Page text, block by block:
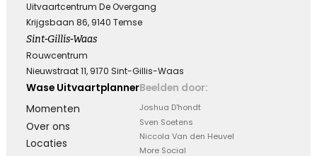
Knuffel voor troost
periode.
Kies dit gedicht
Uitvaartcentrum De Overgang
Krijgsbaan 86, 9140 Temse
Sint-Gillis-Waas
Rouwcentrum
Nieuwstraat 11, 9170 Sint-Gillis-Waas
Wase Uitvaartplanner
Momenten
Over ons
Locaties
Beelden door:
Joshua D'hondt
Sven Soetens
Niccola Van den Heuvel
More Social